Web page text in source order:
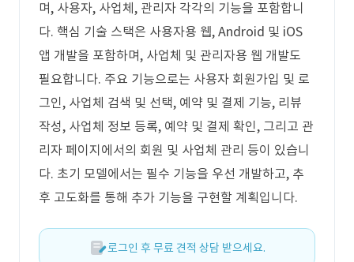
며, 사용자, 사업체, 관리자 각각의 기능을 포함합니
다. 핵심 기술 스택은 사용자용 웹, Android 및 iOS
앱 개발을 포함하며, 사업체 및 관리자용 웹 개발도
필요합니다. 주요 기능으로는 사용자 회원가입 및 로
그인, 사업체 검색 및 선택, 예약 및 결제 기능, 리뷰
작성, 사업체 정보 등록, 예약 및 결제 확인, 그리고 관
리자 페이지에서의 회원 및 사업체 관리 등이 있습니
다. 초기 모델에서는 필수 기능을 우선 개발하고, 추
후 고도화를 통해 추가 기능을 구현할 계획입니다.
로그인 후 무료 견적 상담 받으세요.